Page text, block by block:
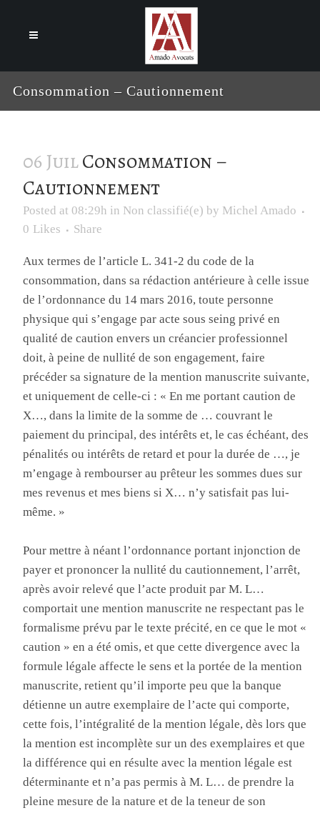
Consommation – Cautionnement
06 JuilConsommation –
Cautionnement
Posted at 08:29h in Non classifié(e) by Michel Amado
0 Likes Share
Aux termes de l’article L. 341-2 du code de la
consommation, dans sa rédaction antérieure à celle issue
de l’ordonnance du 14 mars 2016, toute personne
physique qui s’engage par acte sous seing privé en
qualité de caution envers un créancier professionnel
doit, à peine de nullité de son engagement, faire
précéder sa signature de la mention manuscrite suivante,
et uniquement de celle-ci : « En me portant caution de
X…, dans la limite de la somme de … couvrant le
paiement du principal, des intérêts et, le cas échéant, des
pénalités ou intérêts de retard et pour la durée de …, je
m’engage à rembourser au prêteur les sommes dues sur
mes revenus et mes biens si X… n’y satisfait pas lui-
même. »
Pour mettre à néant l’ordonnance portant injonction de
payer et prononcer la nullité du cautionnement, l’arrêt,
après avoir relevé que l’acte produit par M. L…
comportait une mention manuscrite ne respectant pas le
formalisme prévu par le texte précité, en ce que le mot «
caution » en a été omis, et que cette divergence avec la
formule légale affecte le sens et la portée de la mention
manuscrite, retient qu’il importe peu que la banque
détienne un autre exemplaire de l’acte qui comporte,
cette fois, l’intégralité de la mention légale, dès lors que
la mention est incomplète sur un des exemplaires et que
la différence qui en résulte avec la mention légale est
déterminante et n’a pas permis à M. L… de prendre la
pleine mesure de la nature et de la teneur de son